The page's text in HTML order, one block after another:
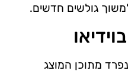
גולשים חדשים.
מתוכן המוצג